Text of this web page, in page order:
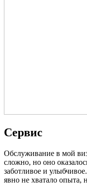
Сервис
Обслуживание в мой
сложно, но оно
заботливое и
явно не хватало опыта,